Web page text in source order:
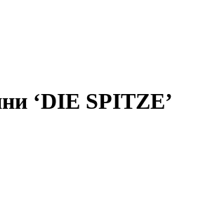
‘DIE SPITZE’